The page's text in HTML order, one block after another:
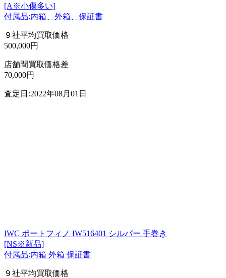
[A※小傷多い]
付属品:内箱、外箱、保証書
９社平均買取価格
500,000円
店舗間買取価格差
70,000円
査定日:2022年08月01日
IWC ポートフィノ IW516401 シルバー 手巻き
[NS※新品]
付属品:内箱 外箱 保証書
９社平均買取価格